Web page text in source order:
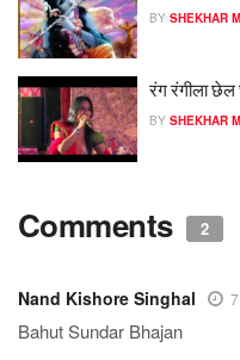
BY SHEKHAR
रंग रंगीला छेल
BY SHEKHAR
Comments 2
Nand Kishore Singhal
Bahut Sundar Bhajan